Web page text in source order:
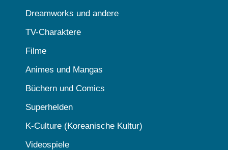
Dreamworks und andere
TV-Charaktere
Filme
Animes und Mangas
Büchern und Comics
Superhelden
K-Culture (Koreanische Kultur)
Videospiele